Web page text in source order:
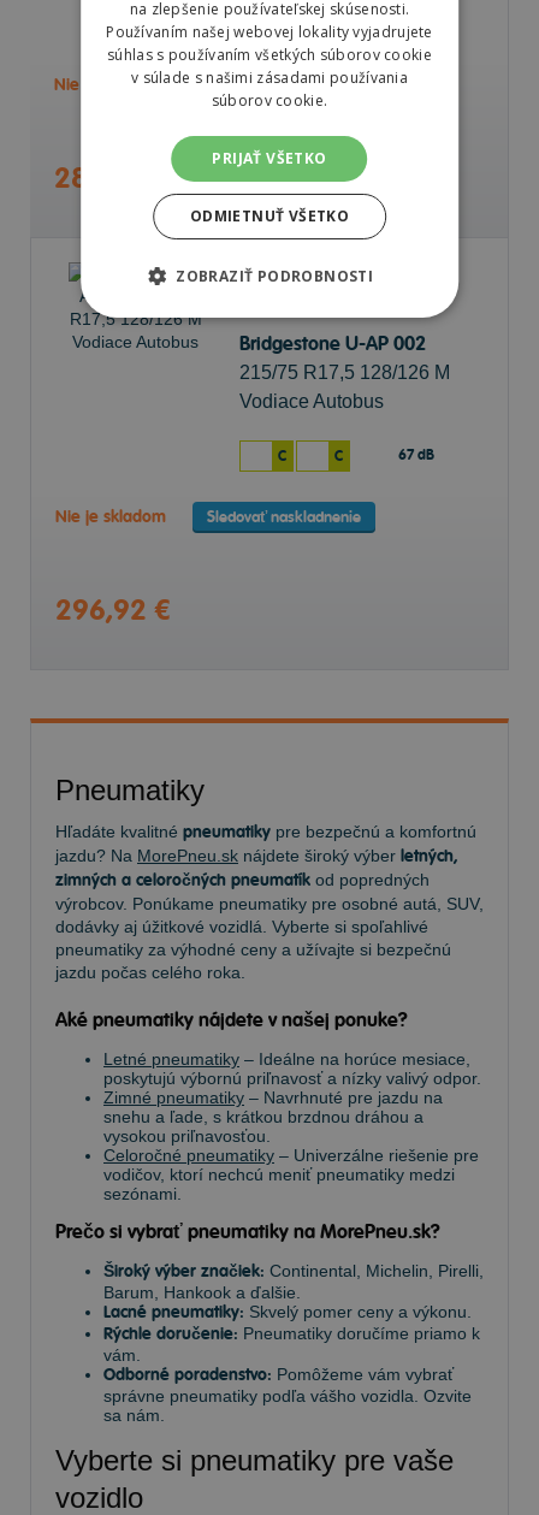
C C 68 dB
Nie je skladom Sledovať naskladnenie
287,72 €
Bridgestone U-AP 002
215/75 R17,5 128/126 M
Vodiace Autobus
C C 67 dB
Nie je skladom Sledovať naskladnenie
296,92 €
Pneumatiky
Hľadáte kvalitné pneumatiky pre bezpečnú a komfortnú
jazdu? Na MorePneu.sk nájdete široký výber letných,
zimných a celoročných pneumatík od popredných
výrobcov. Ponúkame pneumatiky pre osobné autá, SUV,
dodávky aj úžitkové vozidlá. Vyberte si spoľahlivé
pneumatiky za výhodné ceny a užívajte si bezpečnú
jazdu počas celého roka.
Aké pneumatiky nájdete v našej ponuke?
Letné pneumatiky – Ideálne na horúce mesiace,
poskytujú výbornú priľnavosť a nízky valivý odpor.
Zimné pneumatiky – Navrhnuté pre jazdu na
snehu a ľade, s krátkou brzdnou dráhou a
vysokou priľnavosťou.
Celoročné pneumatiky – Univerzálne riešenie pre
vodičov, ktorí nechcú meniť pneumatiky medzi
sezónami.
Prečo si vybrať pneumatiky na MorePneu.sk?
Široký výber značiek: Continental, Michelin, Pirelli,
Barum, Hankook a ďalšie.
Lacné pneumatiky: Skvelý pomer ceny a výkonu.
Rýchle doručenie: Pneumatiky doručíme priamo k
vám.
Odborné poradenstvo: Pomôžeme vám vybrať
správne pneumatiky podľa vášho vozidla. Ozvite
sa nám.
Vyberte si pneumatiky pre vaše
vozidlo
na zlepšenie používateľskej skúsenosti.
Používaním našej webovej lokality vyjadrujete
súhlas s používaním všetkých súborov cookie
v súlade s našimi zásadami používania
súborov cookie.
PRIJAŤ VŠETKO
ODMIETNUŤ VŠETKO
ZOBRAZIŤ PODROBNOSTI